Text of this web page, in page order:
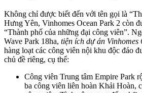
Không chỉ được biết đến với tên gọi là
Hưng Yên, Vinhomes Ocean Park 2 còn
“Thành phố của những đại công viên”.
Wave Park 18ha, tiện ích dự án Vinhomes
hàng loạt các công viên nội khu độc đáo
chủ đề riêng, cụ thể:
Công viên Trung tâm Empire Park
ba công viên liên hoàn Khải Hoàn,